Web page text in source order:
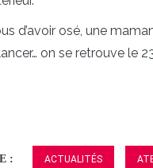
d’avoir osé, une
on se retrouve le
: ACTUALITÉS